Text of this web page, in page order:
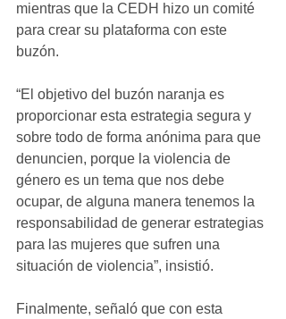
mientras que la CEDH hizo un comité
para crear su plataforma con este
buzón.
“El objetivo del buzón naranja es
proporcionar esta estrategia segura y
sobre todo de forma anónima para que
denuncien, porque la violencia de
género es un tema que nos debe
ocupar, de alguna manera tenemos la
responsabilidad de generar estrategias
para las mujeres que sufren una
situación de violencia”, insistió.
Finalmente, señaló que con esta